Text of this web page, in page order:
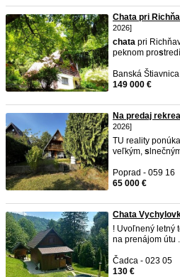
Chata pri
2026]
chata pri
peknom pros
Banská
149 000 €
Na predaj
2026]
TU reality
veľkým, s
Poprad - 059 16
65 000 €
Chata
! Uvoľnený letný
na prenájom útu
Čadca - 023 05
130 €